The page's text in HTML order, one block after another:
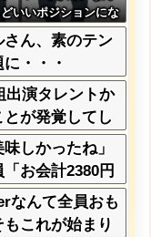
いいポジションにな
さん、素のテン
・・・
出演タレントか
が発覚してし
しかったね」
お会計2380円
こう』なった
？？？？？？
なんて全員おも
これが始まり